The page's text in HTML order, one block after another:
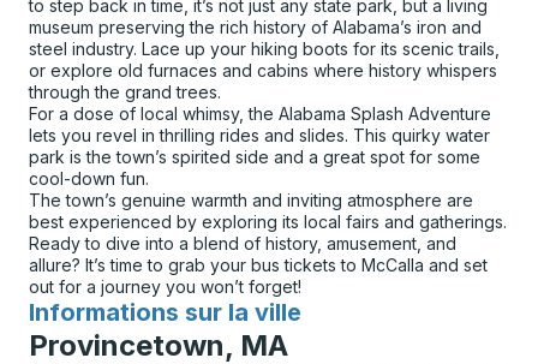
to step back in time, it’s not just any state park, but a living
museum preserving the rich history of Alabama’s iron and
steel industry. Lace up your hiking boots for its scenic trails,
or explore old furnaces and cabins where history whispers
through the grand trees.
For a dose of local whimsy, the Alabama Splash Adventure
lets you revel in thrilling rides and slides. This quirky water
park is the town’s spirited side and a great spot for some
cool-down fun.
The town’s genuine warmth and inviting atmosphere are
best experienced by exploring its local fairs and gatherings.
Ready to dive into a blend of history, amusement, and
allure? It’s time to grab your bus tickets to McCalla and set
out for a journey you won’t forget!
Informations sur la ville
pour
Provincetown, MA